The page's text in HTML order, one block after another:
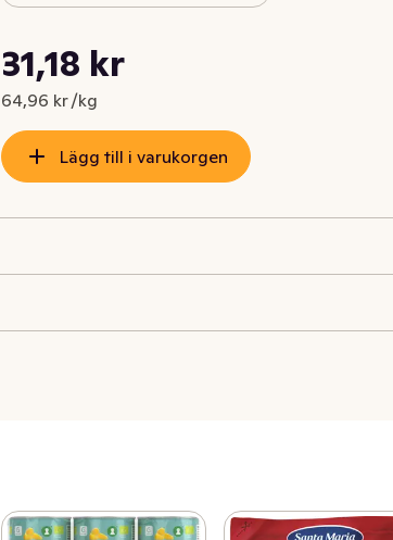
Nuvarande pris är: 31,18 kr
31,18 kr
64,96 kr /kg
Styckpris: 64,96 kr /kg
Lägg till i varukorgen